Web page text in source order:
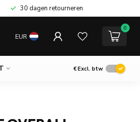
30 dagen retourneren
EUR
0
€Excl. btw